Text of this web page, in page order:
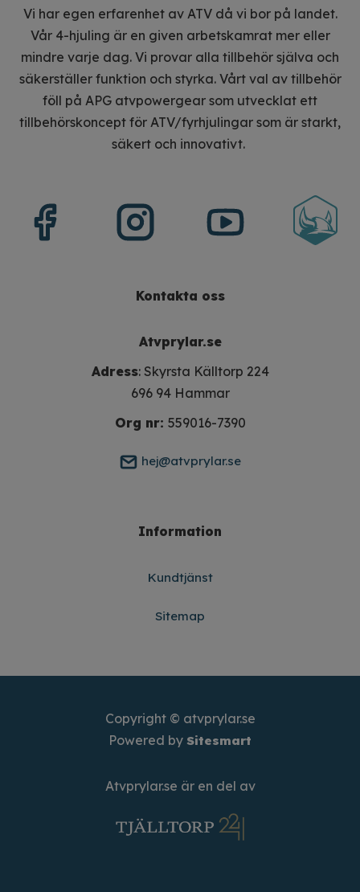
Vi har egen erfarenhet av ATV då vi bor på landet.
Vår 4-hjuling är en given arbetskamrat mer eller
mindre varje dag. Vi provar alla tillbehör själva och
säkerställer funktion och styrka. Vårt val av tillbehör
föll på APG atvpowergear som utvecklat ett
tillbehörskoncept för ATV/fyrhjulingar som är starkt,
säkert och innovativt.
Kontakta oss
Atvprylar.se
Adress: Skyrsta Källtorp 224
696 94 Hammar
Org nr: 559016-7390
hej@atvprylar.se
Information
Kundtjänst
Sitemap
Copyright © atvprylar.se
Powered by Sitesmart
Atvprylar.se är en del av